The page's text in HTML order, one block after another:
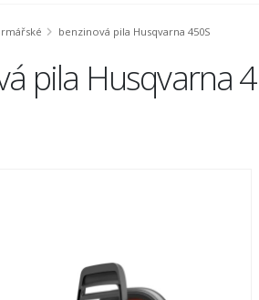
benzinová pila Husqvarna 450S
pila Husqvarna